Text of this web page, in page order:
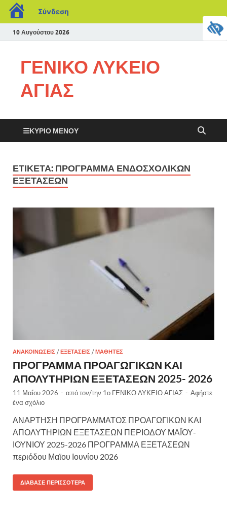
Σύνδεση
10 Αυγούστου 2026
ΓΕΝΙΚΟ ΛΥΚΕΙΟ
ΑΓΙΑΣ
ΚΎΡΙΟ ΜΕΝΟΎ
ΕΤΙΚΈΤΑ: ΠΡΌΓΡΑΜΜΑ ΕΝΔΟΣΧΟΛΙΚΏΝ
ΕΞΕΤΆΣΕΩΝ
ΑΝΑΚΟΙΝΏΣΕΙΣ /ΕΞΕΤΑΣΕΙΣ /ΜΑΘΗΤΈΣ
ΠΡΟΓΡΑΜΜΑ ΠΡΟΑΓΩΓΙΚΩΝ ΚΑΙ
ΑΠΟΛΥΤΗΡΙΩΝ ΕΞΕΤΑΣΕΩΝ 2025- 2026
11 Μαΐου 2026 - από τον/την 1ο ΓΕΝΙΚΟ ΛΥΚΕΙΟ ΑΓΙΑΣ - Αφήστε
ένα σχόλιο
ΑΝΑΡΤΗΣΗ ΠΡΟΓΡΑΜΜΑΤΟΣ ΠΡΟΑΓΩΓΙΚΩΝ ΚΑΙ
ΑΠΟΛΥΤΗΡΙΩΝ ΕΞΕΤΑΣΕΩΝ ΠΕΡΙΟΔΟΥ ΜΑΪΟΥ-
ΙΟΥΝΙΟΥ 2025-2026 ΠΡΟΓΡΑΜΜΑ ΕΞΕΤΑΣΕΩΝ
περιόδου Μαϊου Ιουνίου 2026
ΔΙΆΒΑΣΕ ΠΕΡΙΣΣΌΤΕΡΑ